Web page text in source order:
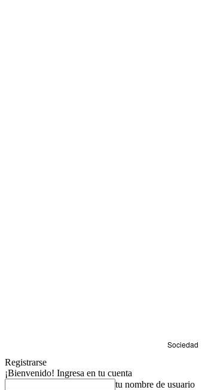
Sociedad
Registrarse
¡Bienvenido! Ingresa en tu cuenta
tu nombre de usuario